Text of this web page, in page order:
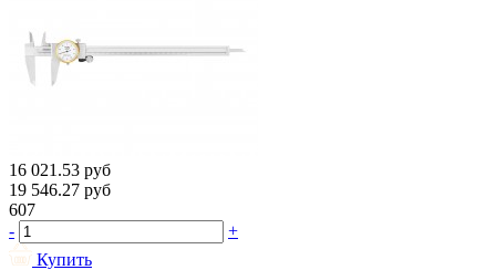
16 021.53 руб
19 546.27 руб
607
-
+
Купить